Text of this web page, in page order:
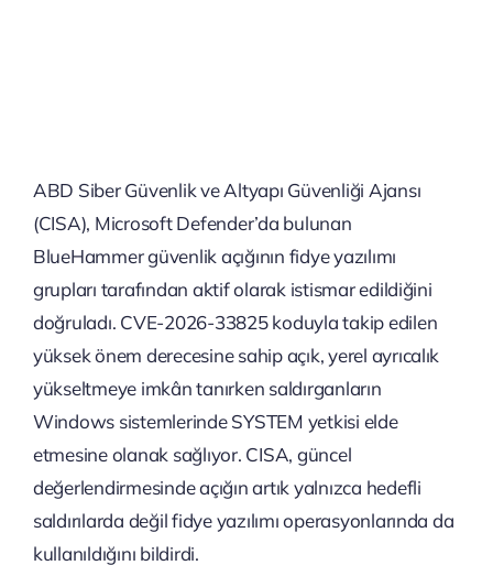
ABD Siber Güvenlik ve Altyapı Güvenliği Ajansı
(CISA), Microsoft Defender’da bulunan
BlueHammer güvenlik açığının fidye yazılımı
grupları tarafından aktif olarak istismar edildiğini
doğruladı. CVE-2026-33825 koduyla takip edilen
yüksek önem derecesine sahip açık, yerel ayrıcalık
yükseltmeye imkân tanırken saldırganların
Windows sistemlerinde SYSTEM yetkisi elde
etmesine olanak sağlıyor. CISA, güncel
değerlendirmesinde açığın artık yalnızca hedefli
saldırılarda değil fidye yazılımı operasyonlarında da
kullanıldığını bildirdi.